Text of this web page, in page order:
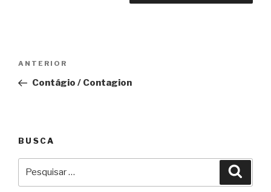
Post
Anterior
ANTERIOR
Contágio / Contagion
BUSCA